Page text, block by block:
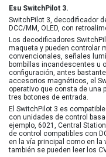
Esu SwitchPilot 3.
SwitchPilot 3, decodificador
DCC/MM, OLED, con
Los decodificadores
maqueta y pueden controlar
convencionales, señales
bombillas incandescentes u
configuración, antes
accesorios magnéticos, el
operativo que consta de una
tres botones de entrada.
El SwitchPilot 3 es
con unidades de control
ejemplo, 6021, Central
de control compatibles con
en la vía principal como en
también se pueden leer los